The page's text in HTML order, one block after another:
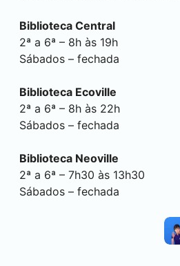
Biblioteca Central
2ª a 6ª – 8h às 19h
Sábados – fechada
Biblioteca Ecoville
2ª a 6ª – 8h às 22h
Sábados – fechada
Biblioteca Neoville
2ª a 6ª – 7h30 às 13h30
Sábados – fechada